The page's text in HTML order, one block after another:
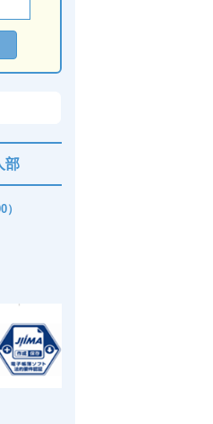
部